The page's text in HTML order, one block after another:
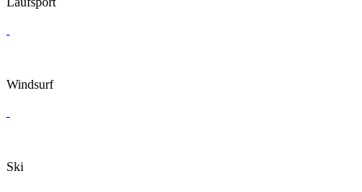
Windsurf
Ski